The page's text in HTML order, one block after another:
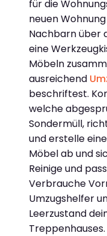
für die
neuen
Nachbarn über
eine
Möbeln
ausreichend
beschriftest.
welche
Sondermüll,
und erstelle
Möbel ab und
Reinige und
Verbrauche
Umzugshelfer
Leerzustand
Treppenhauses.